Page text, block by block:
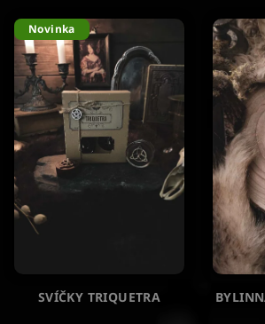
Novinka
SVÍČKY TRIQUETRA